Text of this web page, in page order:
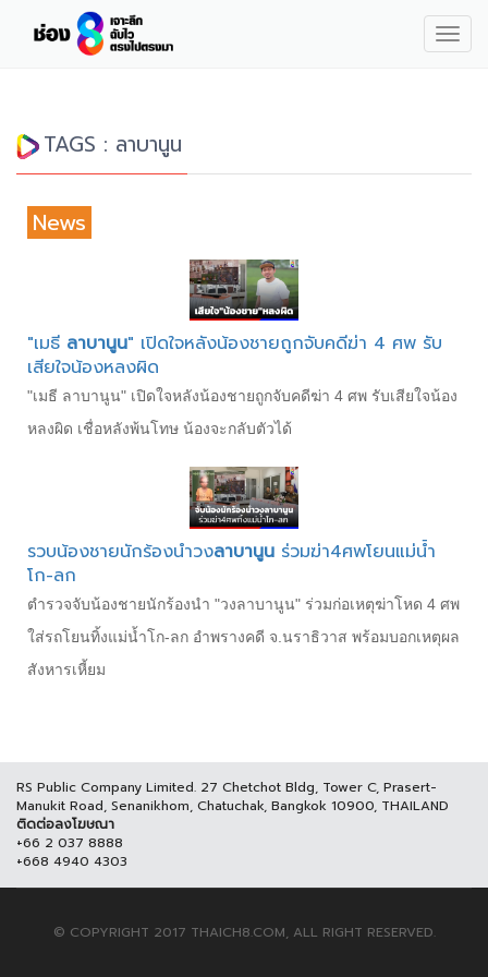
TAGS : ลาบานูน
News
"เมธี ลาบานูน" เปิดใจหลังน้องชายถูกจับคดีฆ่า 4 ศพ รับ
เสียใจน้องหลงผิด
"เมธี ลาบานูน" เปิดใจหลังน้องชายถูกจับคดีฆ่า 4 ศพ รับเสียใจน้อง
หลงผิด เชื่อหลังพ้นโทษ น้องจะกลับตัวได้
รวบน้องชายนักร้องนำวงลาบานูน ร่วมฆ่า4ศพโยนแม่น้ำ
โก-ลก
ตำรวจจับน้องชายนักร้องนำ "วงลาบานูน" ร่วมก่อเหตุฆ่าโหด 4 ศพ
ใส่รถโยนทิ้งแม่น้ำโก-ลก อำพรางคดี จ.นราธิวาส พร้อมบอกเหตุผล
สังหารเหี้ยม
RS Public Company Limited. 27 Chetchot Bldg, Tower C, Prasert-
Manukit Road, Senanikhom, Chatuchak, Bangkok 10900, THAILAND
ติดต่อลงโฆษณา
+66 2 037 8888
+668 4940 4303
© COPYRIGHT 2017 THAICH8.COM, ALL RIGHT RESERVED.